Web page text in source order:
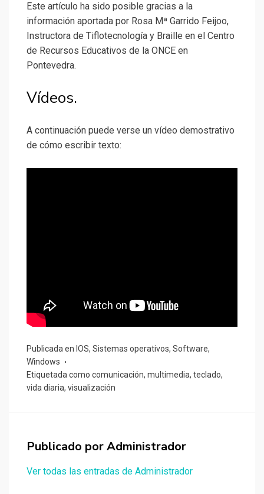
Este artículo ha sido posible gracias a la
información aportada por Rosa Mª Garrido Feijoo,
Instructora de Tiflotecnología y Braille en el Centro
de Recursos Educativos de la ONCE en
Pontevedra.
Vídeos.
A continuación puede verse un vídeo demostrativo
de cómo escribir texto:
Publicada en IOS, Sistemas operativos, Software,
Windows
Etiquetada como comunicación, multimedia, teclado,
vida diaria, visualización
Publicado porAdministrador
Ver todas las entradas de Administrador